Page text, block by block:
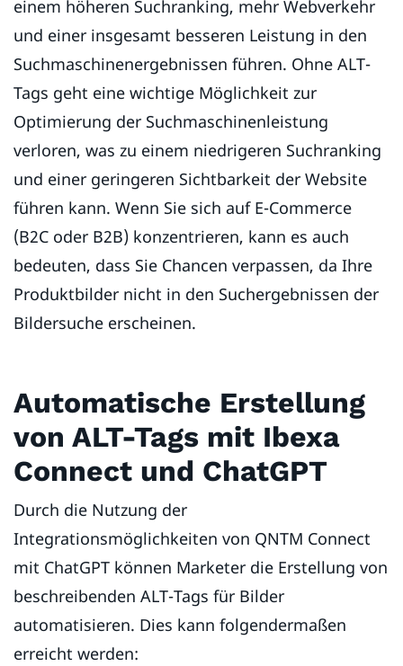
einem höheren Suchranking, mehr Webverkehr
und einer insgesamt besseren Leistung in den
Suchmaschinenergebnissen führen. Ohne ALT-
Tags geht eine wichtige Möglichkeit zur
Optimierung der Suchmaschinenleistung
verloren, was zu einem niedrigeren Suchranking
und einer geringeren Sichtbarkeit der Website
führen kann. Wenn Sie sich auf E-Commerce
(B2C oder B2B) konzentrieren, kann es auch
bedeuten, dass Sie Chancen verpassen, da Ihre
Produktbilder nicht in den Suchergebnissen der
Bildersuche erscheinen.
Automatische Erstellung
von ALT-Tags mit Ibexa
Connect und ChatGPT
Durch die Nutzung der
Integrationsmöglichkeiten von QNTM Connect
mit ChatGPT können Marketer die Erstellung von
beschreibenden ALT-Tags für Bilder
automatisieren. Dies kann folgendermaßen
erreicht werden: